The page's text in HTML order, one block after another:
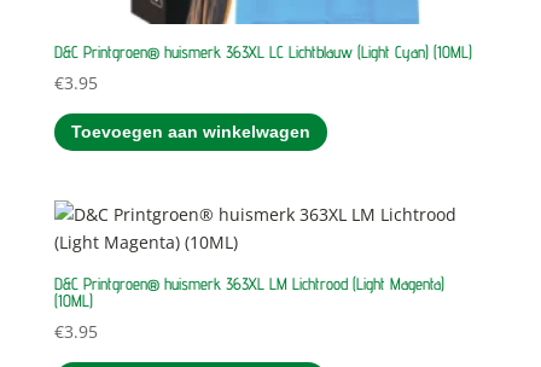
D&C Printgroen® huismerk 363XL LC Lichtblauw (Light Cyan) (10ML)
€3.95
Toevoegen aan winkelwagen
D&C Printgroen® huismerk 363XL LM Lichtrood (Light Magenta)
(10ML)
€3.95